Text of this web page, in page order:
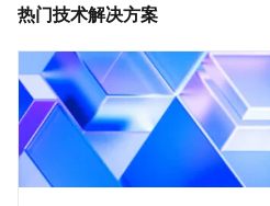
热门技术解决方案